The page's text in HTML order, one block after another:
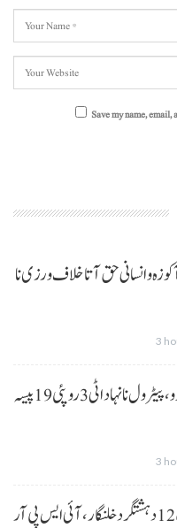
Save my name,
و انسانی حق آتا خلاف ورزی نا
3
حکومت نا کنڈ آن پیٹرولیم نا نہاد آتیٹی کمتی نا پڑو،پیٹرول نا نہاد اٹی 3 روپئی 19 پیسہ
3